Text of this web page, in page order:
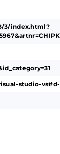
3/index.html?
studio-